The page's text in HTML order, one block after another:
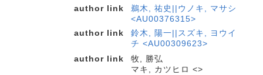
author link
鵜木, 祐史||ウノキ, マサシ
<AU00376315>
author link
鈴木, 陽一||スズキ, ヨウイ
チ <AU00309623>
author link
牧, 勝弘
マキ, カツヒロ <>